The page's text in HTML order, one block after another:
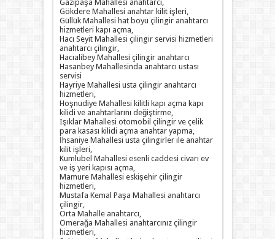
Gazipaşa Mahallesi anahtarcı,
Gökdere Mahallesi anahtar kilit işleri,
Güllük Mahallesi hat boyu çilingir anahtarcı
hizmetleri kapı açma,
Hacı Seyit Mahallesi çilingir servisi hizmetleri
anahtarcı çilingir,
Hacıalibey Mahallesi çilingir anahtarcı
Hasanbey Mahallesinda anahtarcı ustası
servisi
Hayriye Mahallesi usta çilingir anahtarcı
hizmetleri,
Hoşnudiye Mahallesi kilitli kapı açma kapı
kilidi ve anahtarlarını değiştirme,
Işıklar Mahallesi otomobil çilingir ve çelik
para kasası kilidi açma anahtar yapma,
İhsaniye Mahallesi usta çilingirler ile anahtar
kilit işleri,
Kumlubel Mahallesi esenli caddesi civarı ev
ve iş yeri kapısı açma,
Mamure Mahallesi eskişehir çilingir
hizmetleri,
Mustafa Kemal Paşa Mahallesi anahtarcı
çilingir,
Orta Mahalle anahtarcı,
Ömerağa Mahallesi anahtarcınız çilingir
hizmetleri,